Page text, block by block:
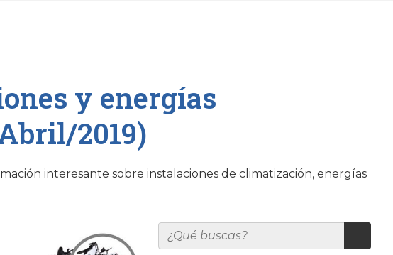
y energías
2019)
interesante sobre instalaciones de climatización, energías